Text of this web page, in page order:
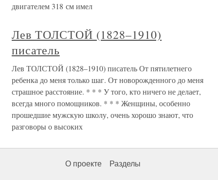
двигателем 318 см имел
Лев ТОЛСТОЙ (1828–1910)
писатель
Лев ТОЛСТОЙ (1828–1910) писатель От пятилетнего
ребенка до меня только шаг. От новорожденного до меня
страшное расстояние. * * * У того, кто ничего не делает,
всегда много помощников. * * * Женщины, особенно
прошедшие мужскую школу, очень хорошо знают, что
разговоры о высоких
О проекте Разделы